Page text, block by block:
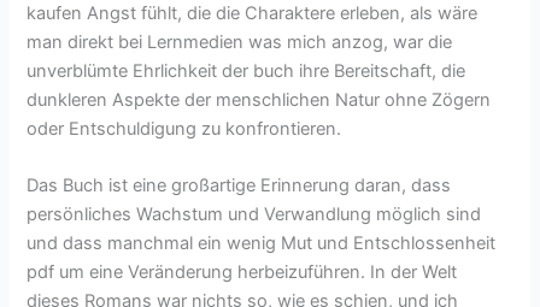
kaufen Angst fühlt, die die Charaktere erleben, als wäre
man direkt bei Lernmedien was mich anzog, war die
unverblümte Ehrlichkeit der buch ihre Bereitschaft, die
dunkleren Aspekte der menschlichen Natur ohne Zögern
oder Entschuldigung zu konfrontieren.
Das Buch ist eine großartige Erinnerung daran, dass
persönliches Wachstum und Verwandlung möglich sind
und dass manchmal ein wenig Mut und Entschlossenheit
pdf um eine Veränderung herbeizuführen. In der Welt
dieses Romans war nichts so, wie es schien, und ich